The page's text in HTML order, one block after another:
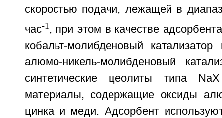
скоростью подачи, лежащей в
час-1, при этом в качестве
кобальт-молибденовый
алюмо-никель-молибденовый
синтетические цеолиты типа
материалы, содержащие оксиды
цинка и меди. Адсорбент